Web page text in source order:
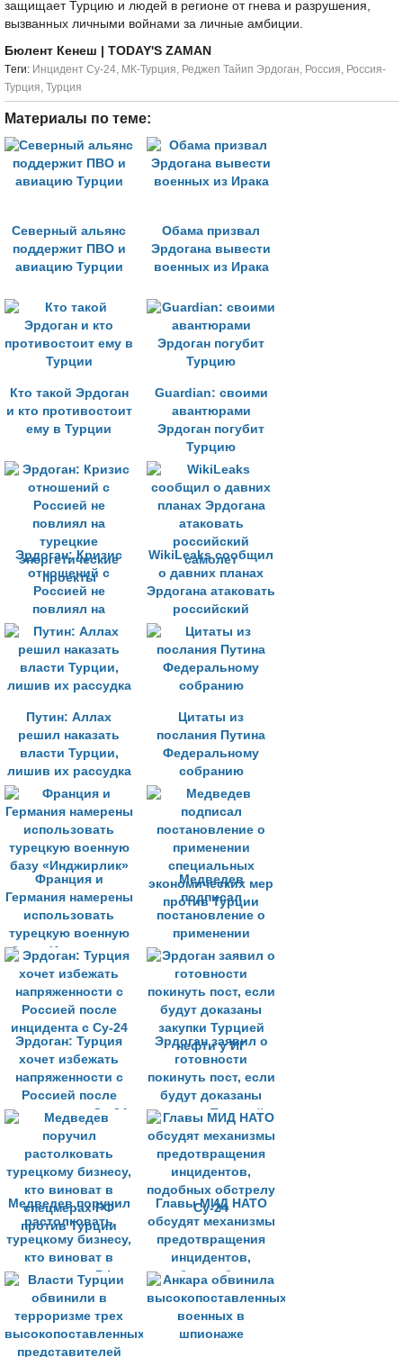
защищает Турцию и людей в регионе от гнева и разрушения,
вызванных личными войнами за личные амбиции.
Бюлент Кенеш
| TODAY'S ZAMAN
Tеги: Инцидент Су-24, МК-Турция, Реджеп Тайип Эрдоган, Россия, Россия-
Турция, Турция
Материалы по теме:
Северный альянс
поддержит ПВО и
авиацию Турции
Обама призвал
Эрдогана вывести
военных из Ирака
Кто такой Эрдоган
и кто противостоит
ему в Турции
Guardian: своими
авантюрами
Эрдоган погубит
Турцию
Эрдоган: Кризис
отношений с
Россией не
повлиял на
турецкие
энергетические
проекты
WikiLeaks сообщил
о давних планах
Эрдогана атаковать
российский
самолет
Путин: Аллах
решил наказать
власти Турции,
лишив их рассудка
Цитаты из
послания Путина
Федеральному
собранию
Франция и
Германия намерены
использовать
турецкую военную
базу «Инджирлик»
Медведев
подписал
постановление о
применении
специальных
экономических мер
против Турции
Эрдоган: Турция
хочет избежать
напряженности с
Россией после
инцидента с Су-24
Эрдоган заявил о
готовности
покинуть пост, если
будут доказаны
закупки Турцией
нефти у ИГ
Медведев поручил
растолковать
турецкому бизнесу,
кто виноват в
спецмерах РФ
против Турции
Главы МИД НАТО
обсудят механизмы
предотвращения
инцидентов,
подобных обстрелу
Су-24